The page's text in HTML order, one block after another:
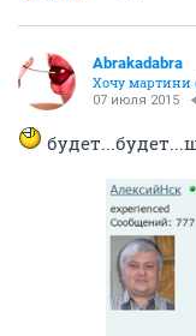
Abrakadabra
Хочу мартини
07 июля 2015